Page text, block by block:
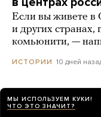
Если вы живете в
и других странах,
комьюнити, —
ИСТОРИИ 10 дней
МЫ ИСПОЛЬЗУЕМ КУКИ!
ЧТО ЭТО ЗНАЧИТ?